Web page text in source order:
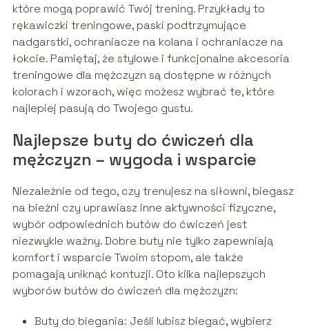
które mogą poprawić Twój trening. Przykłady to
rękawiczki treningowe, paski podtrzymujące
nadgarstki, ochraniacze na kolana i ochraniacze na
łokcie. Pamiętaj, że stylowe i funkcjonalne akcesoria
treningowe dla mężczyzn są dostępne w różnych
kolorach i wzorach, więc możesz wybrać te, które
najlepiej pasują do Twojego gustu.
Najlepsze buty do ćwiczeń dla
mężczyzn – wygoda i wsparcie
Niezależnie od tego, czy trenujesz na siłowni, biegasz
na bieżni czy uprawiasz inne aktywności fizyczne,
wybór odpowiednich butów do ćwiczeń jest
niezwykle ważny. Dobre buty nie tylko zapewniają
komfort i wsparcie Twoim stopom, ale także
pomagają uniknąć kontuzji. Oto kilka najlepszych
wyborów butów do ćwiczeń dla mężczyzn:
Buty do biegania: Jeśli lubisz biegać, wybierz